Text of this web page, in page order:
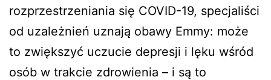
rozprzestrzeniania się COVID-19, specjaliści
od uzależnień uznają obawy Emmy: może
to zwiększyć uczucie depresji i lęku wśród
osób w trakcie zdrowienia – i są to